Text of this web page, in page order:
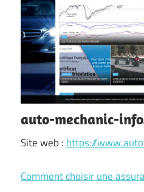
auto-mechanic-
Site web : https://
Comment choisir une